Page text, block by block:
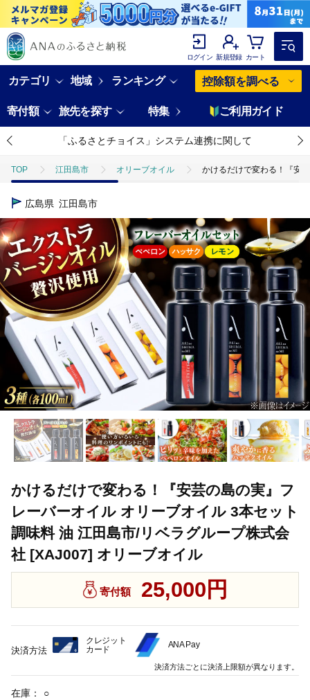
ログイン 新規登録 カート
カテゴリ 地域 ランキング 控除額を調べる
寄付額 旅先を探す 特集 ご利用ガイド
「ふるさとチョイス」システム連携に関して
TOP 江田島市 オリーブオイル かけるだけで変わる！『安
広島県 江田島市
かけるだけで変わる！『安芸の島の実』フ
レーバーオイル オリーブオイル 3本セット
調味料 油 江田島市/リベラグループ株式会
社 [XAJ007] オリーブオイル
寄付額 25,000円
在庫： ○
決済方法
クレジット
カード
ANA Pay
決済方法ごとに決済上限額が異なります。